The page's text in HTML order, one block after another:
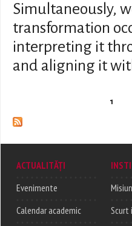
Simultaneously,
transformation
interpreting it
and aligning it
1
ACTUALITĂȚI
Evenimente
Calendar academic
Scurt